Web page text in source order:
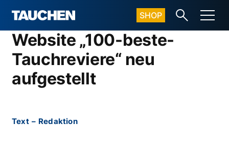
SHOP
Website „100-beste-
Tauchreviere“ neu
aufgestellt
Text – Redaktion